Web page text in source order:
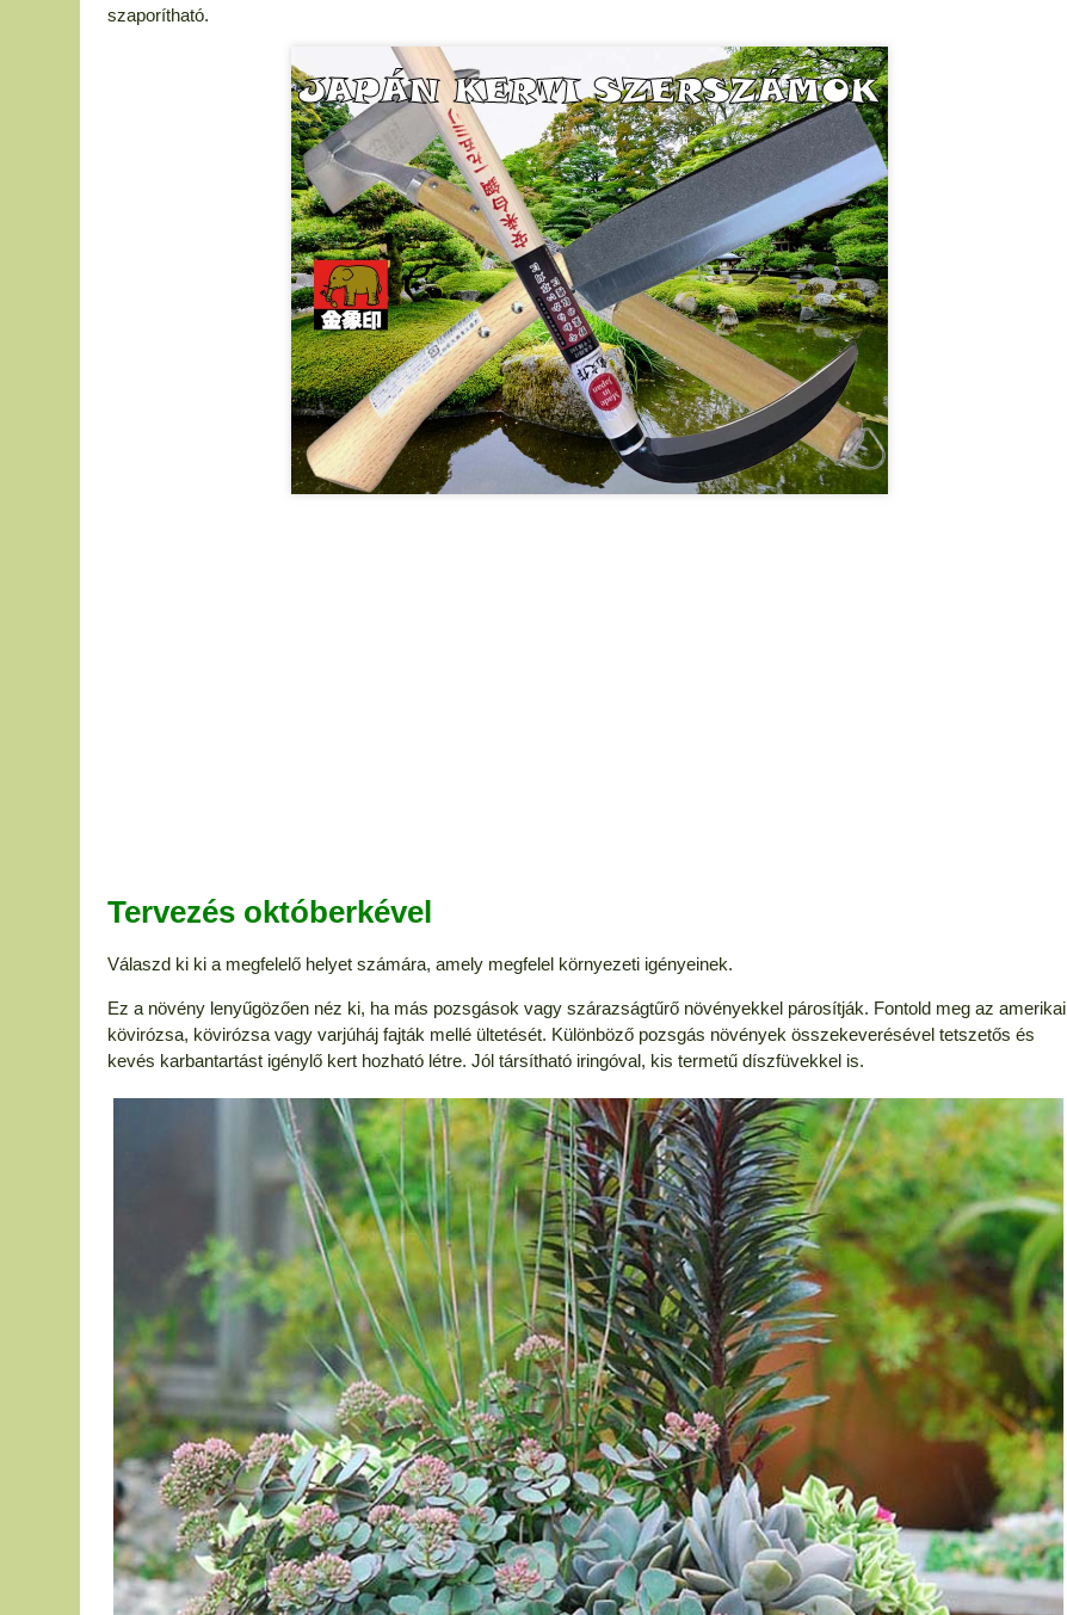
szaporítható.
Tervezés októberkével
Válaszd ki ki a megfelelő helyet számára, amely megfelel környezeti igényeinek.
Ez a növény lenyűgözően néz ki, ha más pozsgások vagy szárazságtűrő növényekkel párosítják. Fontold meg az amerikai
kövirózsa, kövirózsa vagy varjúháj fajták mellé ültetését. Különböző pozsgás növények összekeverésével tetszetős és
kevés karbantartást igénylő kert hozható létre. Jól társítható iringóval, kis termetű díszfüvekkel is.